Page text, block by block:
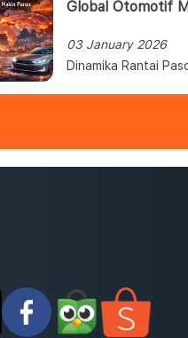
Global Otomotif
03 January 2026
Dinamika Rantai